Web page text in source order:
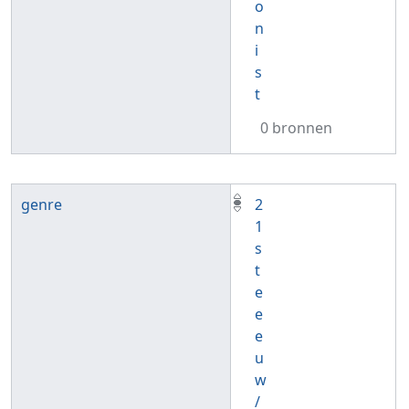
o
n
i
s
t
0 bronnen
genre
2
1
s
t
e
e
e
u
w
/